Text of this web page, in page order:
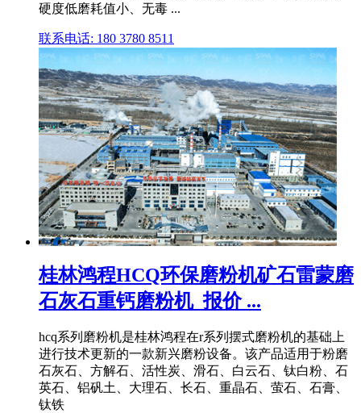
硬度低磨耗值小、无毒 ...
联系电话: 180 3780 8511
桂林鸿程HCQ环保磨粉机矿石雷蒙磨
石灰石重钙磨粉机_报价 ...
hcq系列磨粉机是桂林鸿程在r系列摆式磨粉机的基础上
进行技术更新的一款新兴磨粉设备。该产品适用于粉磨
石灰石、方解石、活性炭、滑石、白云石、钛白粉、石
英石、铝矾土、大理石、长石、重晶石、萤石、石膏、
钛铁